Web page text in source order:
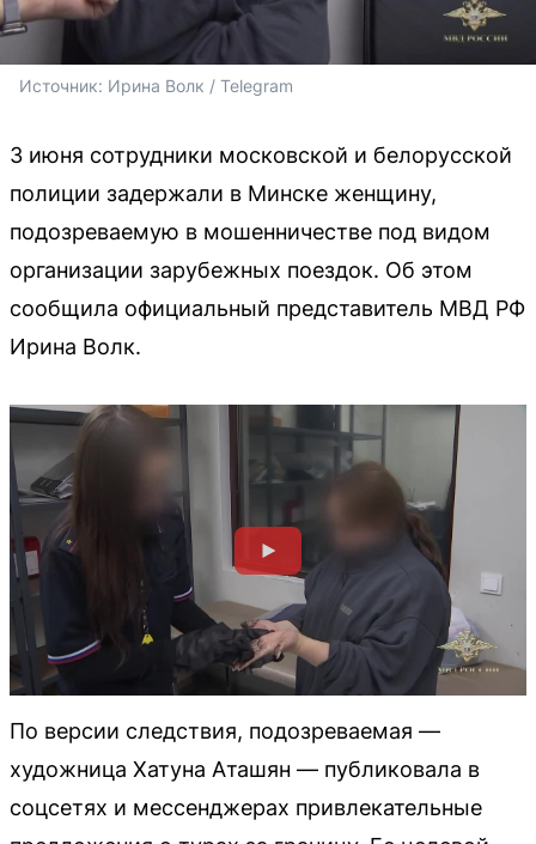
Источник: Ирина Волк / Telegram
3 июня сотрудники московской и белорусской
полиции задержали в Минске женщину,
подозреваемую в мошенничестве под видом
организации зарубежных поездок. Об этом
сообщила официальный представитель МВД РФ
Ирина Волк.
По версии следствия, подозреваемая —
художница Хатуна Аташян — публиковала в
соцсетях и мессенджерах привлекательные